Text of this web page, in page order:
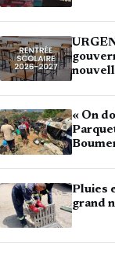
« On
Pluies
grand